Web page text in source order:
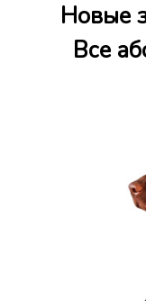
Новые
Все